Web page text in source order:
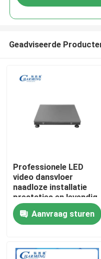
Producten
VR-show
Over ons
Geadviseerde
Professionele LED
video dansvloer
naadloze installatie
prestaties en levendig
beeld voor
commerciële
toepassingen
Aanvraag sturen